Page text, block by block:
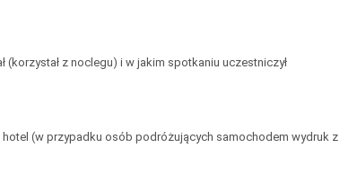
z noclegu) i w jakim spotkaniu uczestniczył
(w przypadku osób podróżujących samochodem wydruk z